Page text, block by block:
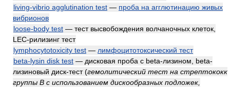
living-vibrio agglutination test — проба на агглютинацию живых
вибрионов
loose-body test — тест высвобождения волчаночных клеток,
LEC-рилизинг тест
lymphocytotoxicity test — лимфоцитотоксический тест
beta-lysin disk test — дисковая проба с beta-лизином, beta-
лизиновый диск-тест(гемолитический тест на стрептококк
группы B с использованием дискообразных подложек,